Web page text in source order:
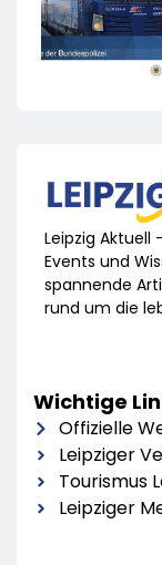
Leipzig Aktuell
Events und
spannende
rund um die
Wichtige
Offizielle
Leipziger
Tourismus
Leipziger